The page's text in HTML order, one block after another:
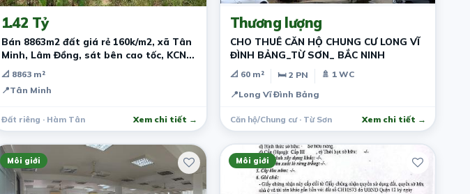
1.42 Tỷ
Bán 8863m2 đất giá rẻ 160k/m2, xã Tân
Minh, Lâm Đồng, sát bên cao tốc, KCN
Tân Đức Sonadezi
📐 8863 m²
📍Tân Minh
Đất riêng · Hàm Tân Xem chi tiết →
Thương lượng
CHO THUÊ CĂN HỘ CHUNG CƯ LONG VĨ
ĐÌNH BẢNG_TỪ SƠN_ BẮC NINH
📐 60 m² 🛏 2 PN
🚿 1 WC
📍Long Vĩ Đình Bảng
Căn hộ/Chung cư · Từ Sơn Xem chi tiết →
Môi giới Môi giới